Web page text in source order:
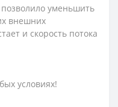
уменьшить
внешних
и скорость потока
условиях!